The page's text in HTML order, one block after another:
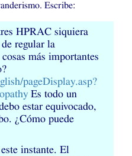
Escribe:
HPRAC siquiera
regular la
más importantes
pageDisplay.asp?
Es todo un
estar equivocado,
¿Cómo puede
instante. El